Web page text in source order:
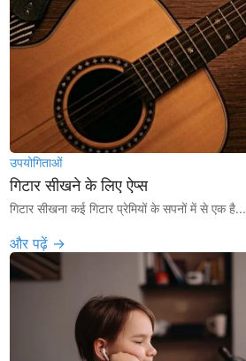
उपयोगिताओं
गिटार सीखने के लिए ऐप्स
गिटार सीखना कई गिटार प्रेमियों के सपनों में से एक है...
और पढ़ें →